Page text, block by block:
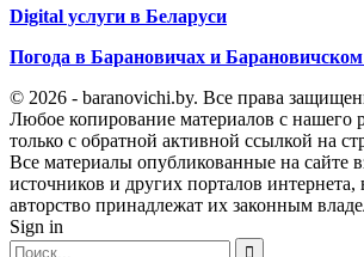
Digital услуги в Беларуси
Погода в Барановичах и
© 2026 - baranovichi.by. Все права
Любое копирование материалов с нашего
только с обратной активной ссылкой на
Все материалы опубликованные на сайте
источников и других порталов интернета,
авторство принадлежат их законным
Sign in